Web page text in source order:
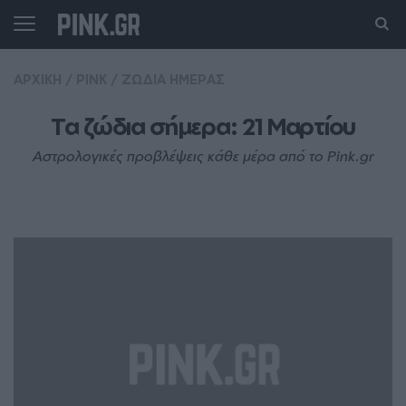
Τα ζώδια σήμερα: 21 Mαρτίου
Αστρολογικές προβλέψεις κάθε μέρα από το Pink.gr